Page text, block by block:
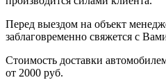
Перед выездом на объект
заблаговременно свяжется с
Стоимость доставки
от 2000 руб.